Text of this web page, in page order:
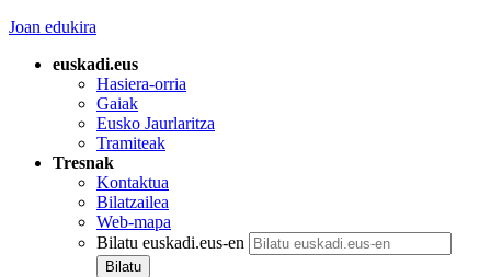
Joan edukira
euskadi.eus
Hasiera-orria
Gaiak
Eusko Jaurlaritza
Tramiteak
Tresnak
Kontaktua
Bilatzailea
Web-mapa
Bilatu euskadi.eus-en